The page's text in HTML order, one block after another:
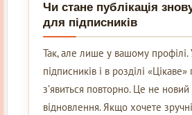
Чи стане публікація
для підписників
Так, але лише у вашому профілі.
підписників і в розділі «Цікаве»
з’явиться повторно. Це не новий
відновлення. Якщо хочете